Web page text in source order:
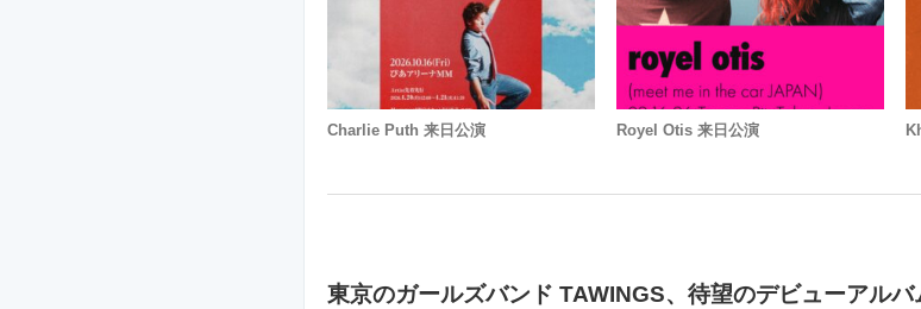
Charlie Puth 来日公演 Royel Otis 来日公演
東京のガールズバンド TAWINGS、待望のデビューアルバ